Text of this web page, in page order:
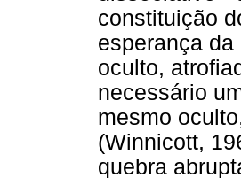
constituição
esperança
oculto,
necessário
mesmo
(Winnicott,
quebra